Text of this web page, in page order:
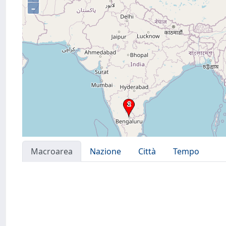
–
Macroarea Nazione Città Tempo